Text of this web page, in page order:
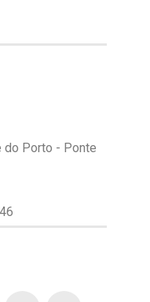
do Porto - Ponte